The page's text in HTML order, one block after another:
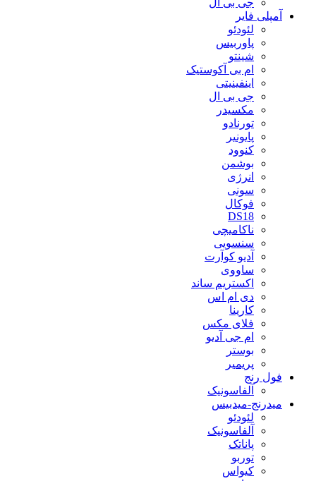
آمپلی فایر
لئودئو
پاوربیس
شینتو
ام بی آکوستیک
اینفینیتی
جی بی ال
مکسیدر
تورنادو
پایونیر
کنوود
بوشمن
انرژی
سونی
فوکال
DS18
ناکامیچی
سنسویی
آدیو کوآرت
ساووی
اکستریم ساند
دی ام اس
کارینا
فلای مکس
ام جی آدیو
بوستر
پریمیر
فول رنج
آلفاسونیک
میدرنج-میدبیس
لئودئو
آلفاسونیک
پاناتک
توربو
کیواس